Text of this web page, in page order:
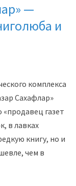
—
и
комплекса
Сахафлар»
в лавках
книгу, но и
чем в